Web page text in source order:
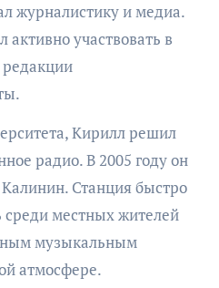
журналистику и медиа.
активно участвовать в
Кирилл решил
радио. В 2005 году он
Станция быстро
среди местных жителей
музыкальным
атмосфере.